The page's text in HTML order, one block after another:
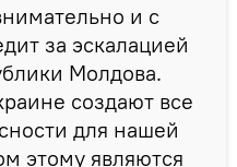
и с
за эскалацией
Молдова.
создают все
для нашей
этому являются